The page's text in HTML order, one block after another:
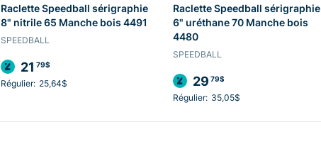
Raclette Speedball sérigraphie
8" nitrile 65 Manche bois 4491
SPEEDBALL
21 79$
Régulier: 25,64$
Raclette Speedball sérigraphie
6" uréthane 70 Manche bois
4480
SPEEDBALL
29 79$
Régulier: 35,05$